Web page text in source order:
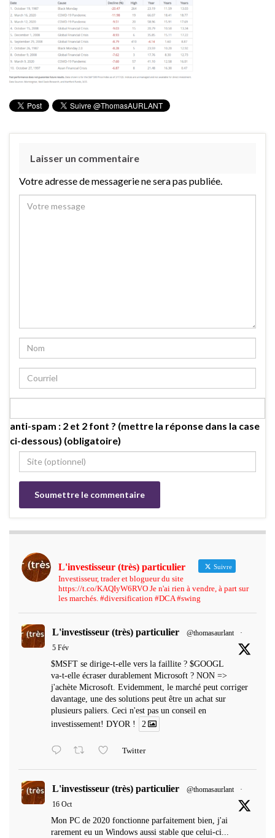
Laisser un commentaire
Votre adresse de messagerie ne sera pas publiée.
anti-spam : 2 et 2 font ? (mettre la réponse dans la case
ci-dessous) (obligatoire)
L'investisseur (très) particulier Suivre
Investisseur, trader et blogueur du site
https://t.co/KAQIyW6RVO Je n'ai rien à vendre, à part sur
les marchés. #diversification #DCA #swing
L'investisseur (très) particulier @thomasaurlant
·
5 Fév
$MSFT se dirige-t-elle vers la faillite ? $GOOGL
va-t-elle écraser durablement Microsoft ? NON =>
j'achète Microsoft. Evidemment, le marché peut corriger
davantage, une des solutions peut être un achat sur
plusieurs paliers. Ceci n'est pas un conseil en
investissement! DYOR !
2
Twitter
L'investisseur (très) particulier @thomasaurlant
·
16 Oct
Mon PC de 2020 fonctionne parfaitement bien, j'ai
rarement eu un Windows aussi stable que celui-ci...